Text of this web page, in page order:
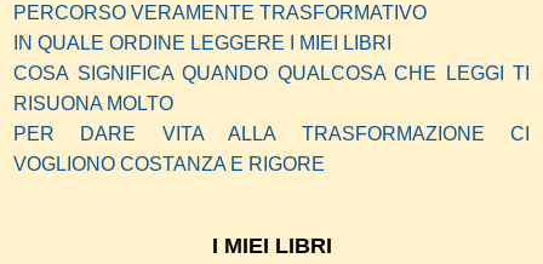
PERCORSO VERAMENTE TRASFORMATIVO
IN QUALE ORDINE LEGGERE I MIEI LIBRI
COSA SIGNIFICA QUANDO QUALCOSA CHE LEGGI TI
RISUONA MOLTO
PER DARE VITA ALLA TRASFORMAZIONE CI
VOGLIONO COSTANZA E RIGORE
I MIEI LIBRI